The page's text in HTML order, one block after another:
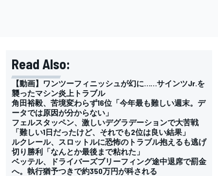
Read Also:
【動画】ワンツーフィニッシュが幻に……サインツJr.を
襲ったマシン炎上トラブル
角田裕毅、苦境変わらず16位「今年最も難しい週末。デ
ータでは原因が分からない」
フェルスタッペン、激しいデグラデーションで大苦戦
「難しい1日だったけど、それでも2位は良い結果」
ルクレール、スロットルに恐怖のトラブル抱えるも逃げ
切り勝利「なんとか最後まで粘れた」
ベッテル、ドライバーズブリーフィング途中退席で罰金
へ。執行猶予つきで約350万円が科される